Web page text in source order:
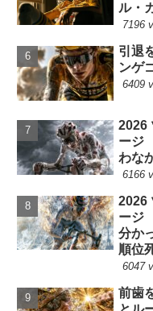
ル・
7196
引退
ンゲ
6409
2026
ージ
わな
6166
2026
ージ
分か
順位
6047
前歯